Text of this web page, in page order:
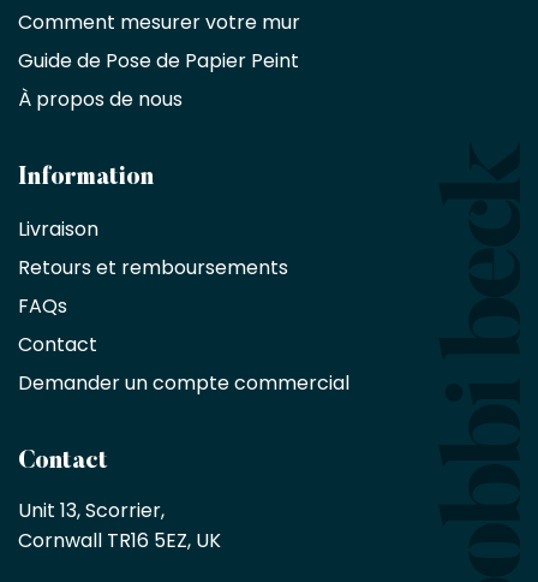
Décorateurs
d'intérieur,
designers
architectes
d'une
exclusive
de
%
sur
sans
minimum
en
Comment mesurer votre mur
Guide de Pose de Papier Peint
À propos de nous
Information
Livraison
Retours et remboursements
FAQs
Contact
Demander un compte commercial
Contact
Unit 13, Scorrier,
Cornwall TR16 5EZ, UK